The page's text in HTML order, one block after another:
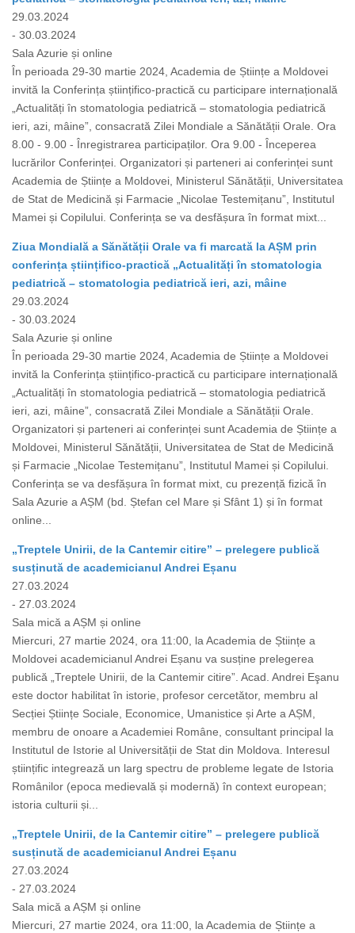
29.03.2024
- 30.03.2024
Sala Azurie și online
În perioada 29-30 martie 2024, Academia de Științe a Moldovei
invită la Conferința științifico-practică cu participare internațională
„Actualități în stomatologia pediatrică – stomatologia pediatrică
ieri, azi, mâine”, consacrată Zilei Mondiale a Sănătății Orale. Ora
8.00 - 9.00 - Înregistrarea participaților. Ora 9.00 - Începerea
lucrărilor Conferinței. Organizatori și parteneri ai conferinței sunt
Academia de Științe a Moldovei, Ministerul Sănătății, Universitatea
de Stat de Medicină și Farmacie „Nicolae Testemițanu”, Institutul
Mamei și Copilului. Conferința se va desfășura în format mixt...
Ziua Mondială a Sănătății Orale va fi marcată la AȘM prin
conferința științifico-practică „Actualități în stomatologia
pediatrică – stomatologia pediatrică ieri, azi, mâine
29.03.2024
- 30.03.2024
Sala Azurie și online
În perioada 29-30 martie 2024, Academia de Științe a Moldovei
invită la Conferința științifico-practică cu participare internațională
„Actualități în stomatologia pediatrică – stomatologia pediatrică
ieri, azi, mâine”, consacrată Zilei Mondiale a Sănătății Orale.
Organizatori și parteneri ai conferinței sunt Academia de Științe a
Moldovei, Ministerul Sănătății, Universitatea de Stat de Medicină
și Farmacie „Nicolae Testemițanu”, Institutul Mamei și Copilului.
Conferința se va desfășura în format mixt, cu prezență fizică în
Sala Azurie a AȘM (bd. Ștefan cel Mare și Sfânt 1) și în format
online...
„Treptele Unirii, de la Cantemir citire” – prelegere publică
susținută de academicianul Andrei Eșanu
27.03.2024
- 27.03.2024
Sala mică a AȘM și online
Miercuri, 27 martie 2024, ora 11:00, la Academia de Științe a
Moldovei academicianul Andrei Eșanu va susține prelegerea
publică „Treptele Unirii, de la Cantemir citire”. Acad. Andrei Eşanu
este doctor habilitat în istorie, profesor cercetător, membru al
Secției Științe Sociale, Economice, Umanistice și Arte a AȘM,
membru de onoare a Academiei Române, consultant principal la
Institutul de Istorie al Universității de Stat din Moldova. Interesul
științific integrează un larg spectru de probleme legate de Istoria
Românilor (epoca medievală și modernă) în context european;
istoria culturii și...
„Treptele Unirii, de la Cantemir citire” – prelegere publică
susținută de academicianul Andrei Eșanu
27.03.2024
- 27.03.2024
Sala mică a AȘM și online
Miercuri, 27 martie 2024, ora 11:00, la Academia de Științe a